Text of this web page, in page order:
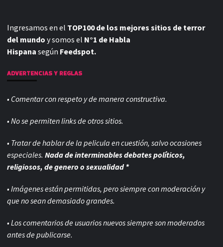
Ingresamos en el TOP100 de los mejores sitios de terror
del mundo y somos el N°1 de Habla
Hispana según Feedspot.
ADVERTENCIAS Y REGLAS
• Comentar con respeto y de manera constructiva.
• No se permiten links de otros sitios.
• Tratar de hablar de la pelicula en cuestión, salvo ocasiones
especiales. Nada de interminables debates políticos,
religiosos, de genero o sexualidad *
• Imágenes están permitidas, pero siempre conmoderación y
que no sean demasiado grandes.
• Los comentarios de usuarios nuevos siempre son moderados
antes de publicarse.